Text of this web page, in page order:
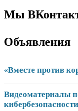
Мы
Объявления
«Вместе против
Видеоматериалы